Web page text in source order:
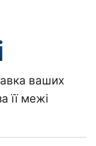
ваших
її межі